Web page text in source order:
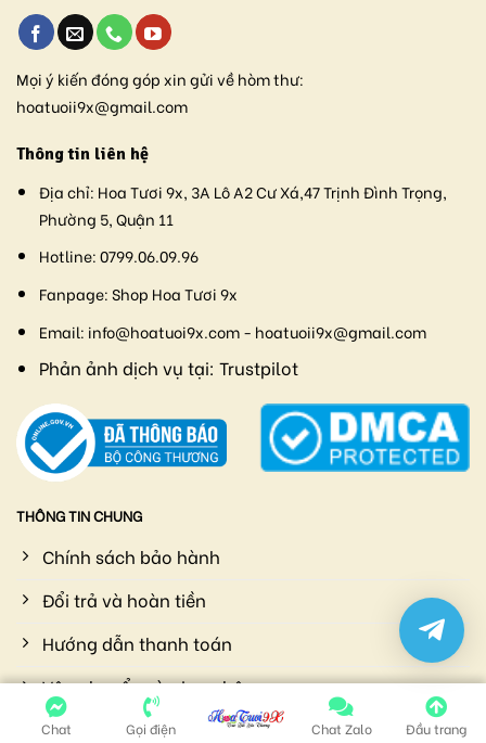
Mọi ý kiến đóng góp xin gửi về hòm thư:
hoatuoii9x@gmail.com
Thông tin liên hệ
Địa chỉ: Hoa Tươi 9x, 3A Lô A2 Cư Xá,47 Trịnh Đình Trọng,
Phường 5, Quận 11
Hotline:0799.06.09.96
Fanpage:Shop Hoa Tươi 9x
Email: info@hoatuoi9x.com - hoatuoii9x@gmail.com
Phản ảnh dịch vụ tại: Trustpilot
THÔNG TIN CHUNG
Chính sách bảo hành
Đổi trả và hoàn tiền
Hướng dẫn thanh toán
Vận chuyển và giao nhận
Chính sách bảo mật
Chat Gọi điện Chat Zalo Đầu trang